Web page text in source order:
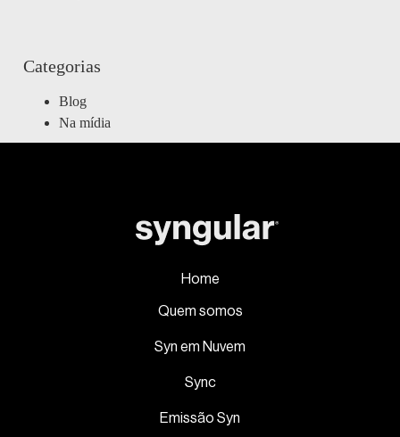
Categorias
Blog
Na mídia
Home
Quem somos
Syn em Nuvem
Sync
Emissão Syn